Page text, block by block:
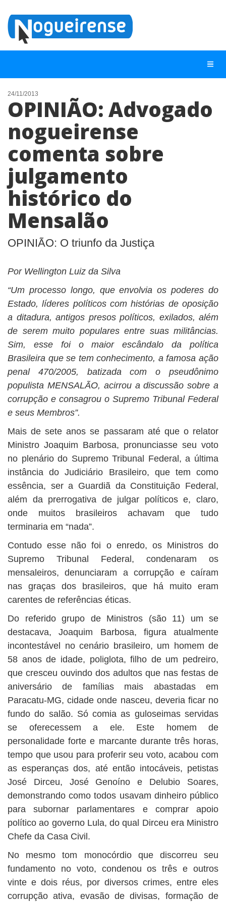
NOTÍCIAS
LISTA DIGITAL
QUEM SOMOS
CONTATO
ANUNCIE
24/11/2013
OPINIÃO: Advogado
nogueirense
comenta sobre
julgamento
histórico do
Mensalão
OPINIÃO: O triunfo da Justiça
Por Wellington Luiz da Silva
“Um processo longo, que envolvia os poderes do
Estado, líderes políticos com histórias de oposição
a ditadura, antigos presos políticos, exilados, além
de serem muito populares entre suas militâncias.
Sim, esse foi o maior escândalo da política
Brasileira que se tem conhecimento, a famosa ação
penal 470/2005, batizada com o pseudônimo
populista MENSALÃO, acirrou a discussão sobre a
corrupção e consagrou o Supremo Tribunal Federal
e seus Membros”.
Mais de sete anos se passaram até que o relator
Ministro Joaquim Barbosa, pronunciasse seu voto
no plenário do Supremo Tribunal Federal, a última
instância do Judiciário Brasileiro, que tem como
essência, ser a Guardiã da Constituição Federal,
além da prerrogativa de julgar políticos e, claro,
onde muitos brasileiros achavam que tudo
terminaria em “nada”.
Contudo esse não foi o enredo, os Ministros do
Supremo Tribunal Federal, condenaram os
mensaleiros, denunciaram a corrupção e caíram
nas graças dos brasileiros, que há muito eram
carentes de referências éticas.
Do referido grupo de Ministros (são 11) um se
destacava, Joaquim Barbosa, figura atualmente
incontestável no cenário brasileiro, um homem de
58 anos de idade, poliglota, filho de um pedreiro,
que cresceu ouvindo dos adultos que nas festas de
aniversário de famílias mais abastadas em
Paracatu-MG, cidade onde nasceu, deveria ficar no
fundo do salão. Só comia as guloseimas servidas
se oferecessem a ele. Este homem de
personalidade forte e marcante durante três horas,
tempo que usou para proferir seu voto, acabou com
as esperanças dos, até então intocáveis, petistas
José Dirceu, José Genoíno e Delubio Soares,
demonstrando como todos usavam dinheiro público
para subornar parlamentares e comprar apoio
político ao governo Lula, do qual Dirceu era Ministro
Chefe da Casa Civil.
No mesmo tom monocórdio que discorreu seu
fundamento no voto, condenou os três e outros
vinte e dois réus, por diversos crimes, entre eles
corrupção ativa, evasão de divisas, formação de